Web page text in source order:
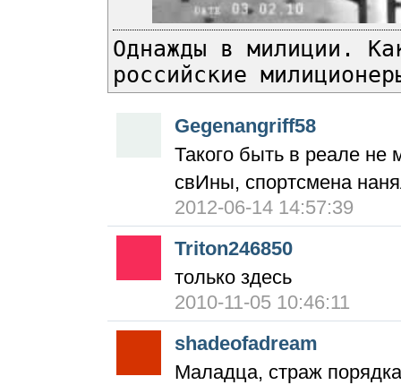
Однажды в милиции.
российские
Gegenangriff58
Такого быть в реале не
свИны, спортсмена
2012-06-14 14:57:39
Triton246850
только здесь
2010-11-05 10:46:11
shadeofadream
Маладца, страж